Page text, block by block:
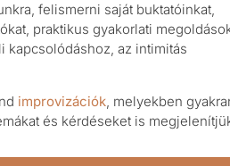
felismerni saját buktatóinkat,
praktikus gyakorlati
kapcsolódáshoz, az intimitás
improvizációk , melyekben
és kérdéseket is